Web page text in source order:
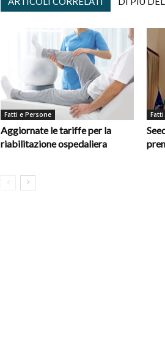
Fatti e Persone
Aggiornate le tariffe per la
riabilitazione ospedaliera